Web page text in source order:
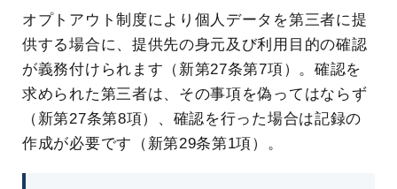
オプトアウト制度により個人データを第三者に提
供する場合に、提供先の身元及び利用目的の確認
が義務付けられます（新第27条第7項）。確認を
求められた第三者は、その事項を偽ってはならず
（新第27条第8項）、確認を行った場合は記録の
作成が必要です（新第29条第1項）。